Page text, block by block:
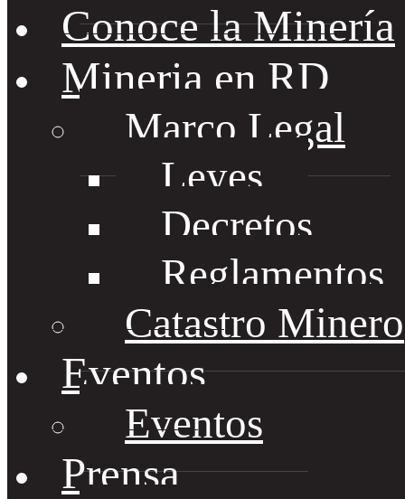
Conoce la Minería
Mineria en RD
Marco Legal
Leyes
Decretos
Reglamentos
Catastro Minero
Eventos
Eventos
Prensa